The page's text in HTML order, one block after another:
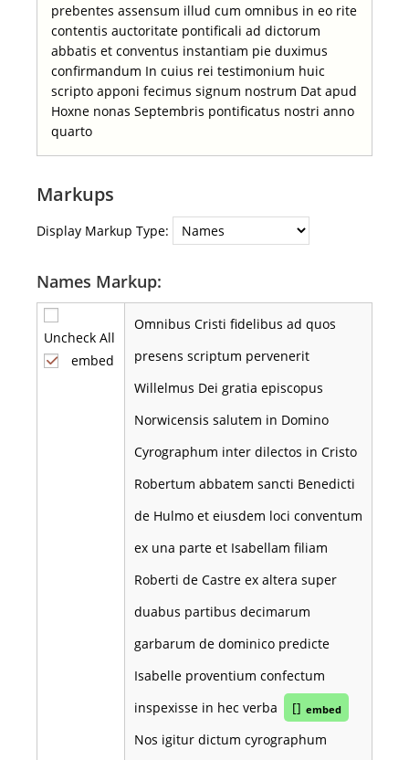
prebentes assensum illud cum omnibus in eo rite
contentis auctoritate pontificali ad dictorum
abbatis et conventus instantiam pie duximus
confirmandum In cuius rei testimonium huic
scripto apponi fecimus signum nostrum Dat apud
Hoxne nonas Septembris pontificatus nostri anno
quarto
Markups
Display Markup Type:
Names Markup:
Uncheck All
embed
Omnibus Cristi fidelibus ad quos
presens scriptum pervenerit
Willelmus Dei gratia episcopus
Norwicensis salutem in Domino
Cyrographum inter dilectos in Cristo
Robertum abbatem sancti Benedicti
de Hulmo et eiusdem loci conventum
ex una parte et Isabellam filiam
Roberti de Castre ex altera super
duabus partibus decimarum
garbarum de dominico predicte
Isabelle proventium confectum
inspexisse in hec verba
[] embed
Nos igitur dictum cyrographum